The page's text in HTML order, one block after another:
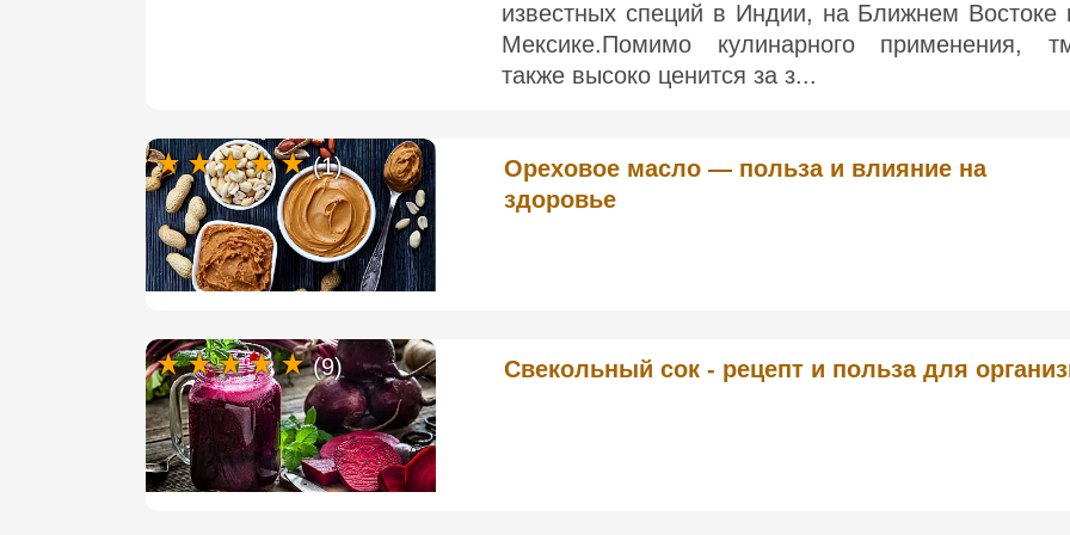
известных специй в Индии, на Ближнем Востоке
Мексике.Помимо кулинарного применения,
также высоко ценится за з...
Ореховое масло — польза и влияние на
здоровье
(1)
Свекольный сок - рецепт и польза для
(9)